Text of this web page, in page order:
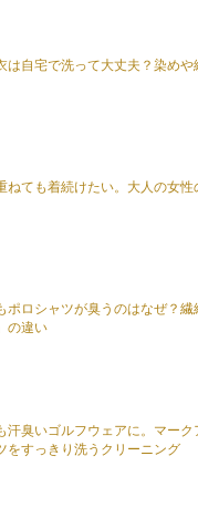
は自宅で洗って大丈夫？染めや
ねても着続けたい。大人の女性
ポロシャツが臭うのはなぜ？繊
の違い
汗臭いゴルフウェアに。マーク
をすっきり洗うクリーニング